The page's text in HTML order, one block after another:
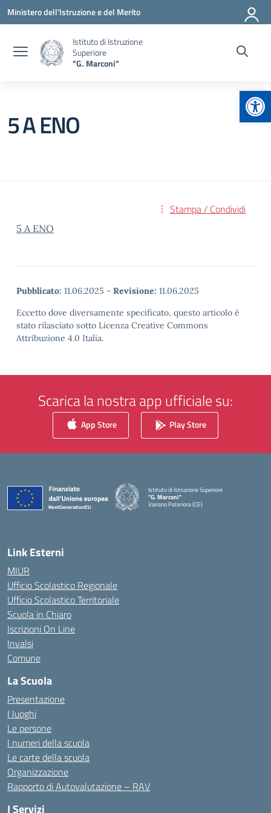
Vai ai contenuti
Vai al menu di navigazione
Vai al footer
Ministero dell'Istruzione e del Merito
Istituto di Istruzione
Superiore
"G. Marconi"
5 A ENO
Stampa / Condividi
5 A ENO
Pubblicato: 11.06.2025 - Revisione: 11.06.2025
Eccetto dove diversamente specificato, questo articolo è
stato rilasciato sotto Licenza Creative Commons
Attribuzione 4.0 Italia.
Scarica la nostra app ufficiale su:
App Store Play Store
Istituto di Istruzione Superiore
"G. Marconi"
Vairano Patenora (CE)
Link Esterni
MIUR
Ufficio Scolastico Regionale
Ufficio Scolastico Territoriale
Scuola in Chiaro
Iscrizioni On Line
Invalsi
Comune
La Scuola
Presentazione
I luoghi
Le persone
I numeri della scuola
Le carte della scuola
Organizzazione
Rapporto di Autovalutazione – RAV
I Servizi